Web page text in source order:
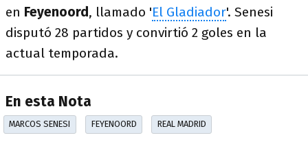
en Feyenoord, llamado 'El Gladiador'. Senesi
disputó 28 partidos y convirtió 2 goles en la
actual temporada.
En esta Nota
MARCOS SENESI FEYENOORD REAL MADRID